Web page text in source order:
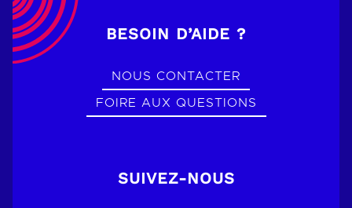
BESOIN D’AIDE ?
NOUS CONTACTER
FOIRE AUX QUESTIONS
SUIVEZ-NOUS